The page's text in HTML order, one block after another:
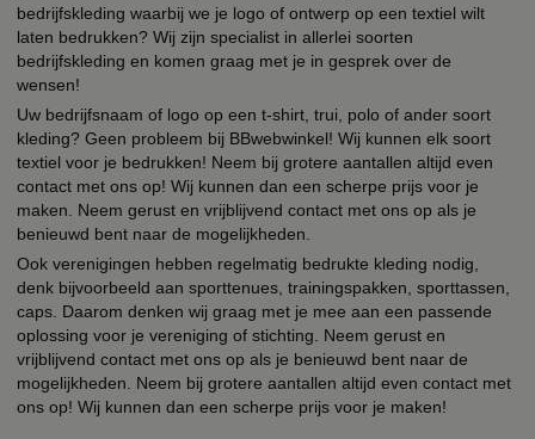
bedrijfskleding waarbij we je logo of ontwerp op een textiel wilt
laten bedrukken? Wij zijn specialist in allerlei soorten
bedrijfskleding en komen graag met je in gesprek over de
wensen!
Uw bedrijfsnaam of logo op een t-shirt, trui, polo of ander soort
kleding? Geen probleem bij BBwebwinkel! Wij kunnen elk soort
textiel voor je bedrukken! Neem bij grotere aantallen altijd even
contact met ons op! Wij kunnen dan een scherpe prijs voor je
maken. Neem gerust en vrijblijvend contact met ons op als je
benieuwd bent naar de mogelijkheden.
Ook verenigingen hebben regelmatig bedrukte kleding nodig,
denk bijvoorbeeld aan sporttenues, trainingspakken, sporttassen,
caps. Daarom denken wij graag met je mee aan een passende
oplossing voor je vereniging of stichting. Neem gerust en
vrijblijvend contact met ons op als je benieuwd bent naar de
mogelijkheden. Neem bij grotere aantallen altijd even contact met
ons op! Wij kunnen dan een scherpe prijs voor je maken!